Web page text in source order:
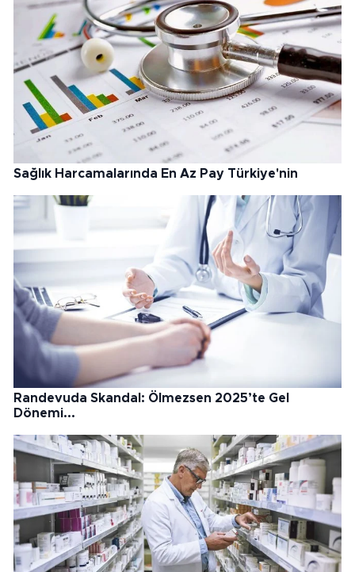
Sağlık Harcamalarında En Az Pay Türkiye'nin
Randevuda Skandal: Ölmezsen 2025’te Gel
Dönemi...